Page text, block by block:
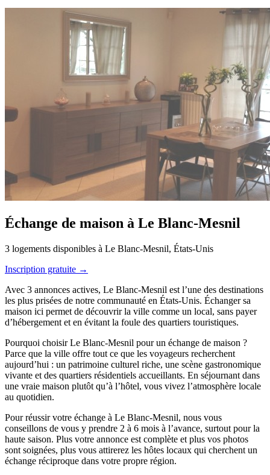
Échange de maison à Le Blanc-Mesnil
3 logements disponibles à Le Blanc-Mesnil, États-Unis
Inscription gratuite →
Avec 3 annonces actives, Le Blanc-Mesnil est l’une des destinations
les plus prisées de notre communauté en États-Unis. Échanger sa
maison ici permet de découvrir la ville comme un local, sans payer
d’hébergement et en évitant la foule des quartiers touristiques.
Pourquoi choisir Le Blanc-Mesnil pour un échange de maison ?
Parce que la ville offre tout ce que les voyageurs recherchent
aujourd’hui : un patrimoine culturel riche, une scène gastronomique
vivante et des quartiers résidentiels accueillants. En séjournant dans
une vraie maison plutôt qu’à l’hôtel, vous vivez l’atmosphère locale
au quotidien.
Pour réussir votre échange à Le Blanc-Mesnil, nous vous
conseillons de vous y prendre 2 à 6 mois à l’avance, surtout pour la
haute saison. Plus votre annonce est complète et plus vos photos
sont soignées, plus vous attirerez les hôtes locaux qui cherchent un
échange réciproque dans votre propre région.